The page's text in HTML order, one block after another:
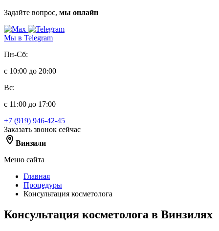
Задайте вопрос, мы онлайн
Мы в Telegram
Пн-Сб:
с 10:00 до 20:00
Вс:
с 11:00 до 17:00
+7 (919) 946-42-45
Заказать звонок сейчас
Винзили
Меню сайта
Главная
Процедуры
Консультация косметолога
Консультация косметолога в Винзилях